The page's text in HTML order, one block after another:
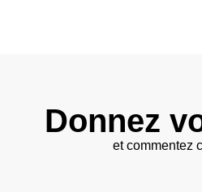
Donnez
et commentez